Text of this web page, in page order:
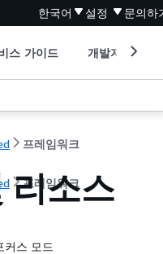
한국어 설정 문의하
스 가이드 개발자 도구
프레임워크
프레임워크
리소스
커스 모드